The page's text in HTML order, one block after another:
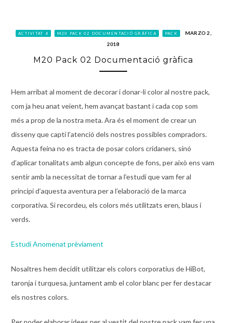
ACTIVITAT 4 M20 PACK 02 DOCUMENTACIÓ GRÀFICA PACK
MARZO 2,
2018
M20 Pack 02 Documentació gràfica
Hem arribat al moment de decorar i donar-li color al nostrepack,
com ja heu anat veient, hem avançat bastant i cada cop som
més a prop de la nostra meta. Ara és el moment de crear un
disseny que capti l’atenció dels nostres possibles compradors.
Aquesta feina no es tracta de posar colors cridaners, sinó
d’aplicar tonalitats amb algun concepte de fons, per això ens vam
sentir amb la necessitat de tornar a l’estudi que vam fer al
principi d’aquesta aventura per a l’elaboració de la marca
corporativa. Si recordeu, els colors més utilitzats eren, blaus i
verds.
Estudi Anomenat prèviament
Nosaltres hem decidit utilitzar els colors corporatius de HiBot,
taronja i turquesa, juntament amb el color blanc per fer destacar
els nostres colors.